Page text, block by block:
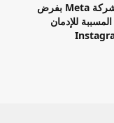
الاتحاد الأوروبي يهدد شركة Meta بفرض
للإدمان